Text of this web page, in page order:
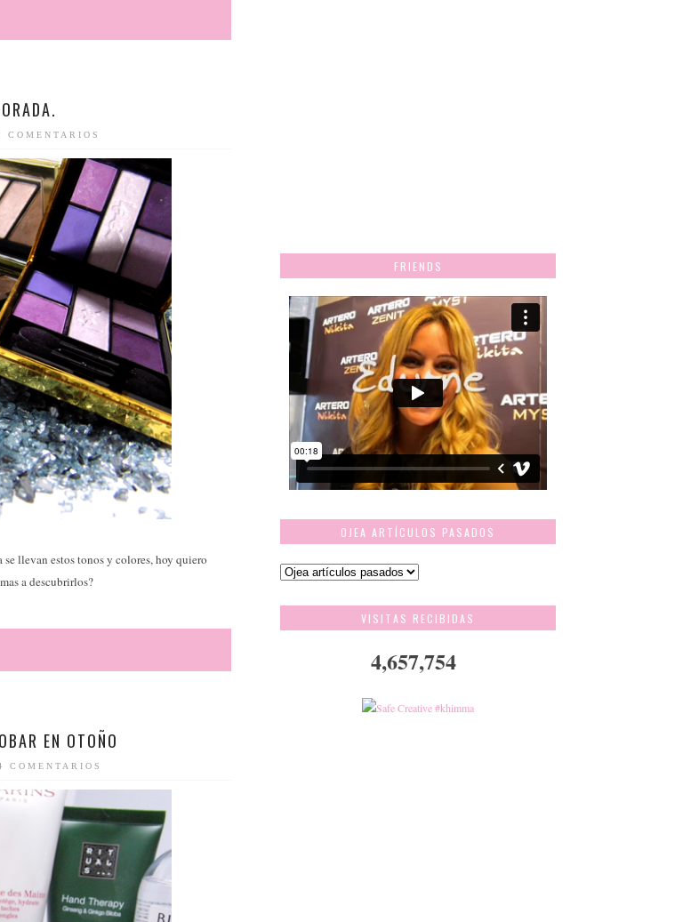
COMENTARIOS
llevan estos tonos y colores, hoy quiero
a descubrirlos?
EN OTOÑO
COMENTARIOS
FRIENDS
OJEA ARTÍCULOS PASADOS
VISITAS RECIBIDAS
4,657,754